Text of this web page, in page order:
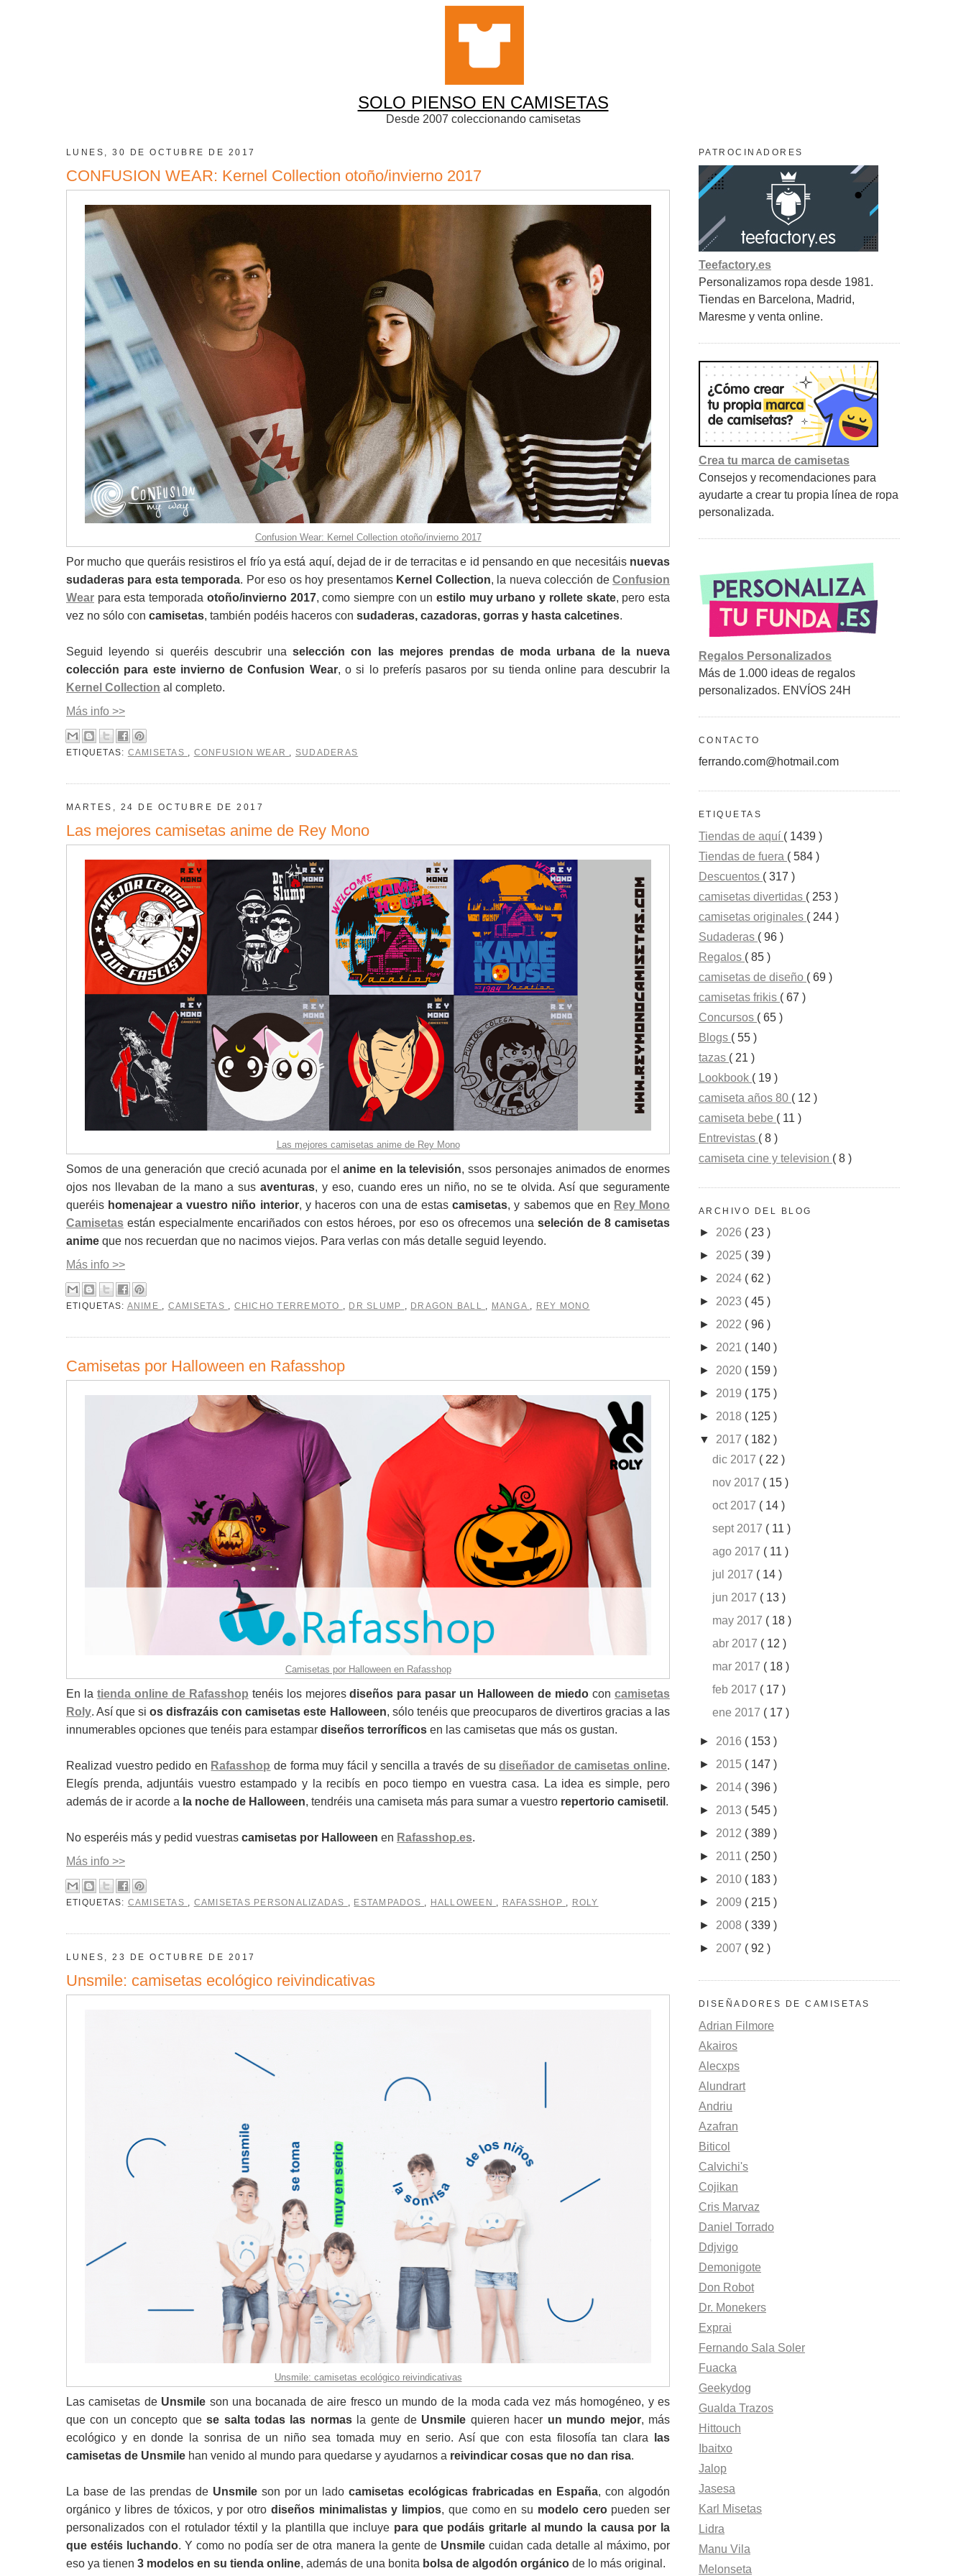
SOLO PIENSO EN CAMISETAS
Desde 2007 coleccionando camisetas
LUNES, 30 DE OCTUBRE DE 2017
CONFUSION WEAR: Kernel Collection otoño/invierno 2017
Confusion Wear: Kernel Collection otoño/invierno 2017
Por mucho que queráis resistiros el frío ya está aquí, dejad de ir de terracitas e id pensando en que necesitáisnuevas
sudaderas para esta temporada. Por eso os hoy presentamos Kernel Collection, la nueva colección de Confusion
Wear para esta temporada otoño/invierno 2017, como siempre con unestilo muy urbano y rollete skate, pero esta
vez no sólo con camisetas, también podéis haceros con sudaderas, cazadoras, gorras y hasta calcetines.
Seguid leyendo si queréis descubrir unaselección con las mejores prendas de moda urbana de la nueva
colección para este invierno de Confusion Wear, o si lo preferís pasaros por su tienda online para descubrir la
Kernel Collection al completo.
Más info >>
ETIQUETAS: CAMISETAS , CONFUSION WEAR , SUDADERAS
MARTES, 24 DE OCTUBRE DE 2017
Las mejores camisetas anime de Rey Mono
Las mejores camisetas anime de Rey Mono
Somos de una generación que creció acunada por elanime en la televisión, ssos personajes animados de enormes
ojos nos llevaban de la mano a sus aventuras, y eso, cuando eres un niño, no se te olvida. Así que seguramente
queréis homenajear a vuestro niño interior, y haceros con una de estascamisetas, y sabemos que en Rey Mono
Camisetas están especialmente encariñados con estos héroes, por eso os ofrecemos una seleción de 8 camisetas
anime que nos recuerdan que no nacimos viejos. Para verlas con más detalle seguid leyendo.
Más info >>
ETIQUETAS: ANIME , CAMISETAS , CHICHO TERREMOTO , DR SLUMP , DRAGON BALL , MANGA , REY MONO
Camisetas por Halloween en Rafasshop
Camisetas por Halloween en Rafasshop
En la tienda online de Rafasshop tenéis los mejoresdiseños para pasar un Halloween de miedo concamisetas
Roly. Así que sios disfrazáis con camisetas este Halloween, sólo tenéis que preocuparos de divertiros gracias a las
innumerables opciones que tenéis para estampar diseños terroríficos en las camisetas que más os gustan.
Realizad vuestro pedido en Rafasshop de forma muy fácil y sencilla a través de sudiseñador de camisetas online.
Elegís prenda, adjuntáis vuestro estampado y la recibís en poco tiempo en vuestra casa. La idea es simple, pero
además de ir acorde a la noche de Halloween, tendréis una camiseta más para sumar a vuestro repertorio camisetil .
No esperéis más y pedid vuestras camisetas por Halloween en Rafasshop.es.
Más info >>
ETIQUETAS: CAMISETAS , CAMISETAS PERSONALIZADAS , ESTAMPADOS , HALLOWEEN , RAFASSHOP , ROLY
LUNES, 23 DE OCTUBRE DE 2017
Unsmile: camisetas ecológico reivindicativas
Unsmile: camisetas ecológico reivindicativas
Las camisetas de Unsmile son una bocanada de aire fresco un mundo de la moda cada vez más homogéneo, y es
que con un concepto quese salta todas las normasla gente de Unsmile quieren hacer un mundo mejor, más
ecológico y en donde la sonrisa de un niño sea tomada muy en serio. Así que con esta filosofía tan clara
las
camisetas de Unsmile han venido al mundo para quedarse y ayudarnos a reivindicar cosas que no dan risa.
La base de las prendas de Unsmileson por un ladocamisetas ecológicas frabricadas en España, con algodón
orgánico y libres de tóxicos, y por otro diseños minimalistas y limpios, que como en su modelo ceropueden ser
personalizados con el rotulador téxtil y la plantilla que incluye para que podáis gritarle al mundo la causa por la
que estéis luchando. Y como no podía ser de otra manera la gente de Unsmilecuidan cada detalle al máximo, por
eso ya tienen 3 modelos en su tienda online, además de una bonita bolsa de algodón orgánico de lo más original.
PATROCINADORES
Teefactory.es
Personalizamos ropa desde 1981.
Tiendas en Barcelona, Madrid,
Maresme y venta online.
Crea tu marca de camisetas
Consejos y recomendaciones para
ayudarte a crear tu propia línea de ropa
personalizada.
Regalos Personalizados
Más de 1.000 ideas de regalos
personalizados. ENVÍOS 24H
CONTACTO
ferrando.com@hotmail.com
ETIQUETAS
Tiendas de aquí ( 1439 )
Tiendas de fuera ( 584 )
Descuentos ( 317 )
camisetas divertidas ( 253 )
camisetas originales ( 244 )
Sudaderas ( 96 )
Regalos ( 85 )
camisetas de diseño ( 69 )
camisetas frikis ( 67 )
Concursos ( 65 )
Blogs ( 55 )
tazas ( 21 )
Lookbook ( 19 )
camiseta años 80 ( 12 )
camiseta bebe ( 11 )
Entrevistas ( 8 )
camiseta cine y television ( 8 )
ARCHIVO DEL BLOG
► 2026 ( 23 )
► 2025 ( 39 )
► 2024 ( 62 )
► 2023 ( 45 )
► 2022 ( 96 )
► 2021 ( 140 )
► 2020 ( 159 )
► 2019 ( 175 )
► 2018 ( 125 )
▼ 2017 ( 182 )
dic 2017 ( 22 )
nov 2017 ( 15 )
oct 2017 ( 14 )
sept 2017 ( 11 )
ago 2017 ( 11 )
jul 2017 ( 14 )
jun 2017 ( 13 )
may 2017 ( 18 )
abr 2017 ( 12 )
mar 2017 ( 18 )
feb 2017 ( 17 )
ene 2017 ( 17 )
► 2016 ( 153 )
► 2015 ( 147 )
► 2014 ( 396 )
► 2013 ( 545 )
► 2012 ( 389 )
► 2011 ( 250 )
► 2010 ( 183 )
► 2009 ( 215 )
► 2008 ( 339 )
► 2007 ( 92 )
DISEÑADORES DE CAMISETAS
Adrian Filmore
Akairos
Alecxps
Alundrart
Andriu
Azafran
Biticol
Calvichi's
Cojikan
Cris Marvaz
Daniel Torrado
Ddjvigo
Demonigote
Don Robot
Dr. Monekers
Exprai
Fernando Sala Soler
Fuacka
Geekydog
Gualda Trazos
Hittouch
Ibaitxo
Jalop
Jasesa
Karl Misetas
Lidra
Manu Vila
Melonseta